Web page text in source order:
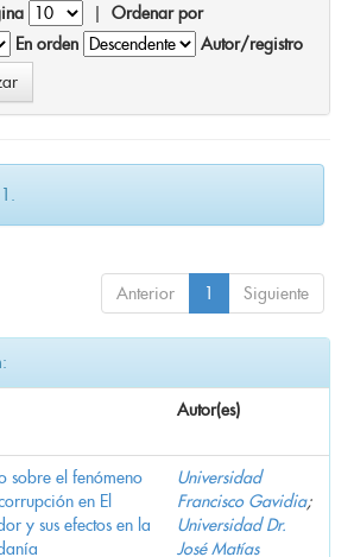
| Ordenar por
En orden
Autor/registro
Anterior 1 Siguiente
Autor(es)
sobre el fenómeno
en El
y sus efectos en la
Universidad
Francisco Gavidia;
Universidad Dr.
José Matías